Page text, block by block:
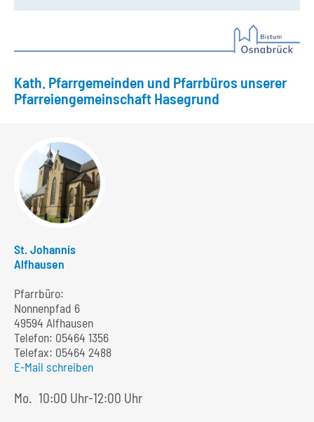
Kath. Pfarrgemeinden und Pfarrbüros unserer
Pfarreiengemeinschaft Hasegrund
St. Johannis
Alfhausen
Pfarrbüro:
Nonnenpfad 6
49594 Alfhausen
Telefon: 05464 1356
Telefax: 05464 2488
E-Mail schreiben
Mo.
10:00 Uhr-12:00 Uhr